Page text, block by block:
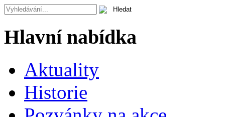
Hlavní nabídka
Aktuality
Historie